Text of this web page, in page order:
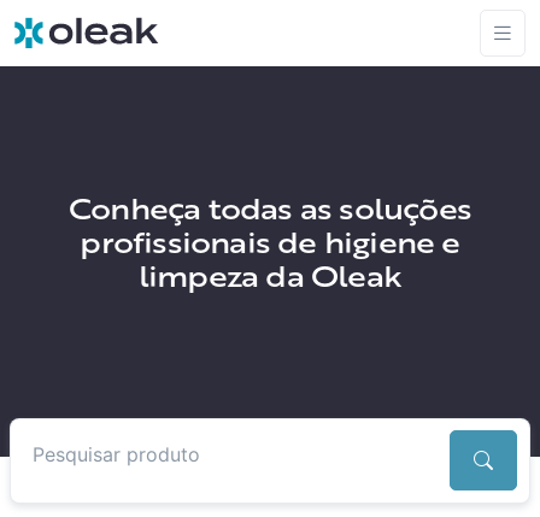
Conheça todas as soluções
profissionais de higiene e
limpeza da Oleak